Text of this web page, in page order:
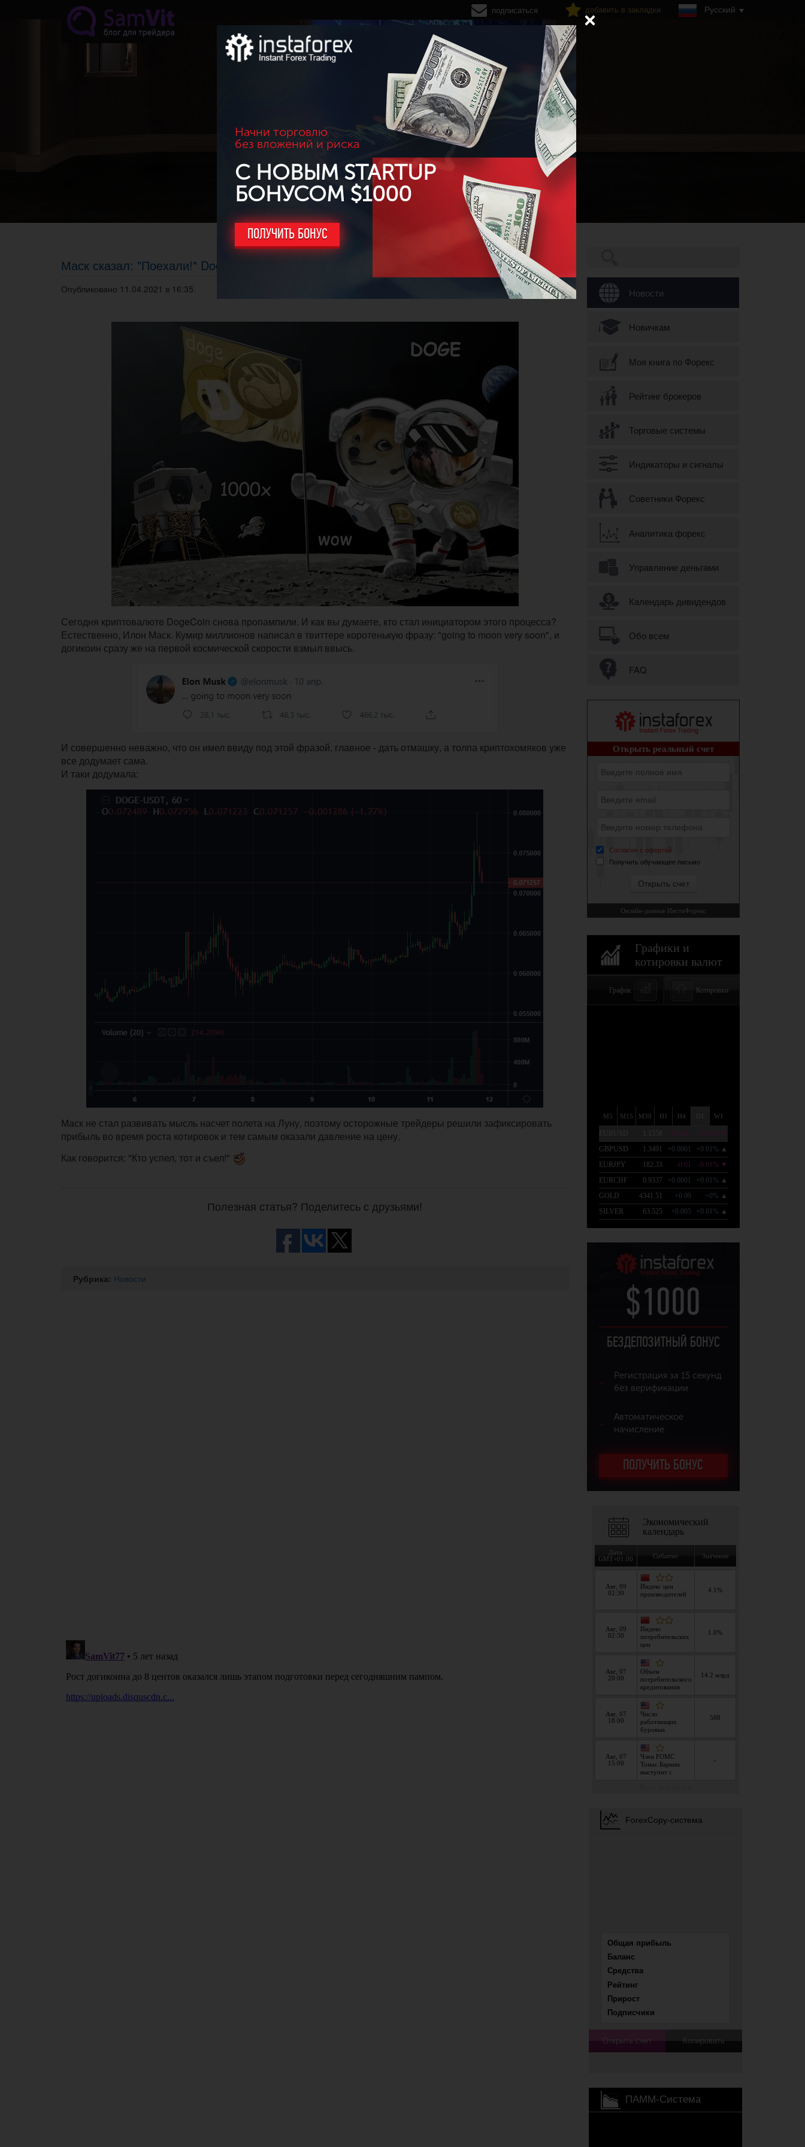
Перейти к основному содержанию
Начни торговлю
без вложений и риска
С НОВЫМ STARTUP
БОНУСОМ $1000
ПОЛУЧИТЬ БОНУС
подписаться добавить в закладки Русский
Новости
Новичкам
Моя книга по Форекс
Рейтинг брокеров
Торговые системы
Индикаторы и сигналы
Советники Форекс
Аналитика форекс
Управление деньгами
Календарь дивидендов
Обо всем
FAQ
$1000
БЕЗДЕПОЗИТНЫЙ БОНУС
Регистрация за 15 секунд
без верификации
Автоматическое
начисление
ПОЛУЧИТЬ БОНУС
Маск сказал: "Поехали!" Doge ответил: "Есть!"
Опубликовано 11.04.2021 в 16:35.
Сегодня криптовалютe DogeCoin снова пропампили. И как вы думаете, кто стал инициатором этого процесса?
Естественно, Илон Маск. Кумир миллионов написал в твиттере коротенькую фразу: "going to moon very soon", и
догикоин сразу же на первой космической скорости взмыл ввысь.
И совершенно неважно, что он имел ввиду под этой фразой, главное - дать отмашку, а толпа криптохомяков уже
все додумает сама.
И таки додумала:
Маск не стал развивать мысль насчет полета на Луну, поэтому осторожные трейдеры решили зафиксировать
прибыль во время роста котировок и тем самым оказали давление на цену.
Как говорится: "Кто успел, тот и съел!"
Полезная статья? Поделитесь с друзьями!
Рубрика: Новости